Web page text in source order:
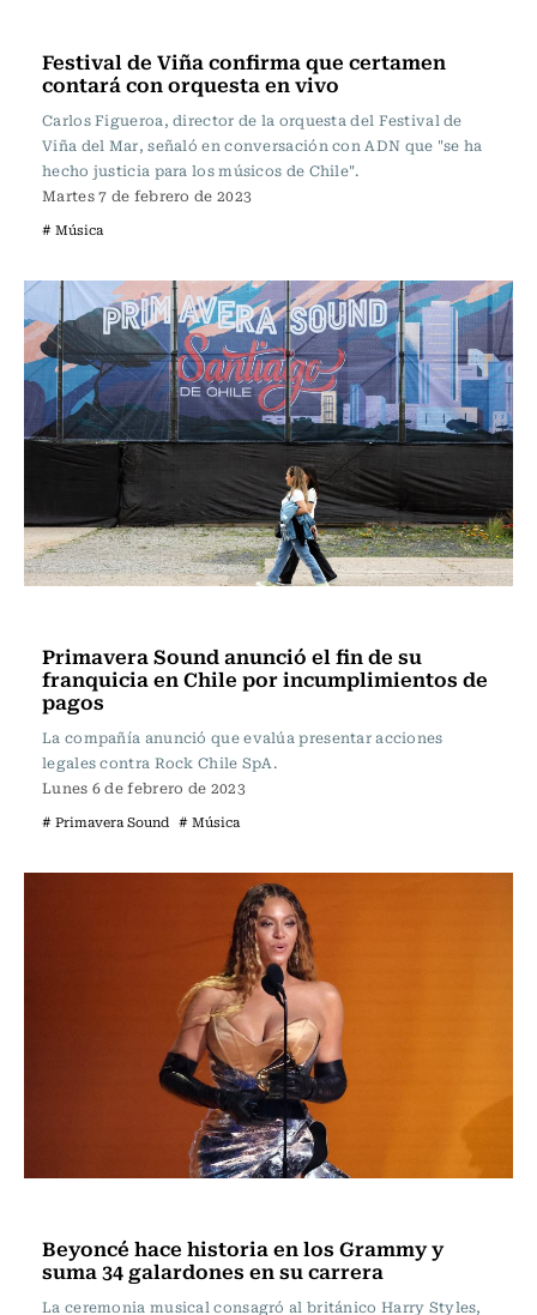
Festival de Viña confirma que certamen
contará con orquesta en vivo
Carlos Figueroa, director de la orquesta del Festival de
Viña del Mar, señaló en conversación con ADN que "se ha
hecho justicia para los músicos de Chile".
Martes 7 de febrero de 2023
# Música
Primavera Sound anunció el fin de su
franquicia en Chile por incumplimientos de
pagos
La compañía anunció que evalúa presentar acciones
legales contra Rock Chile SpA.
Lunes 6 de febrero de 2023
# Primavera Sound # Música
Beyoncé hace historia en los Grammy y
suma 34 galardones en su carrera
La ceremonia musical consagró al británico Harry Styles,